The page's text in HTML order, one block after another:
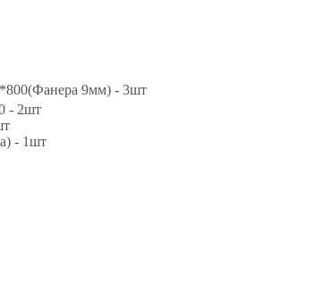
9мм) - 3шт
- 2шт
- 1шт